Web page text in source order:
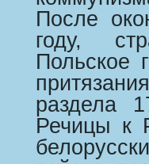
После
году,
Польское
раздела
Речицы к